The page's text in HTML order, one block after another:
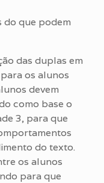
do que podem
das duplas em
os alunos
devem
como base o
3, para que
do texto.
os alunos
para que